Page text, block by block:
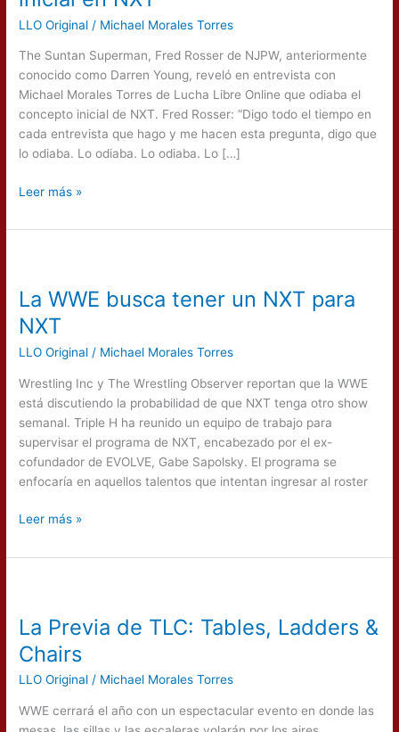
LLO Original / Michael Morales Torres
The Suntan Superman, Fred Rosser de NJPW, anteriormente
conocido como Darren Young, reveló en entrevista con
Michael Morales Torres de Lucha Libre Online que odiaba el
concepto inicial de NXT. Fred Rosser: “Digo todo el tiempo en
cada entrevista que hago y me hacen esta pregunta, digo que
lo odiaba. Lo odiaba. Lo odiaba. Lo […]
concepto
inicial
en
Leer más »
La WWE busca tener un NXT para
NXT
LLO Original / Michael Morales Torres
Wrestling Inc y The Wrestling Observer reportan que la WWE
está discutiendo la probabilidad de que NXT tenga otro show
semanal. Triple H ha reunido un equipo de trabajo para
supervisar el programa de NXT, encabezado por el ex-
cofundador de EVOLVE, Gabe Sapolsky. El programa se
enfocaría en aquellos talentos que intentan ingresar al roster
busca
tener
un
NXT
NXT
Leer más »
La Previa de TLC: Tables, Ladders &
Chairs
LLO Original / Michael Morales Torres
WWE cerrará el año con un espectacular evento en donde las
de
TLC:
Tables,
Ladders